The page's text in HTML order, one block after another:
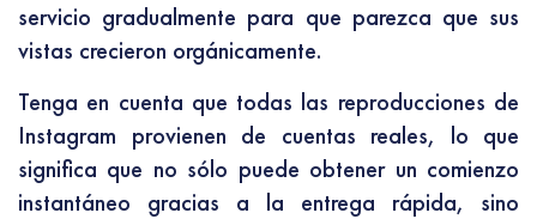
servicio gradualmente para que parezca que sus
vistas crecieron orgánicamente.
Tenga en cuenta que todas las reproducciones de
Instagram provienen de cuentas reales, lo que
significa que no sólo puede obtener un comienzo
instantáneo gracias a la entrega rápida, sino